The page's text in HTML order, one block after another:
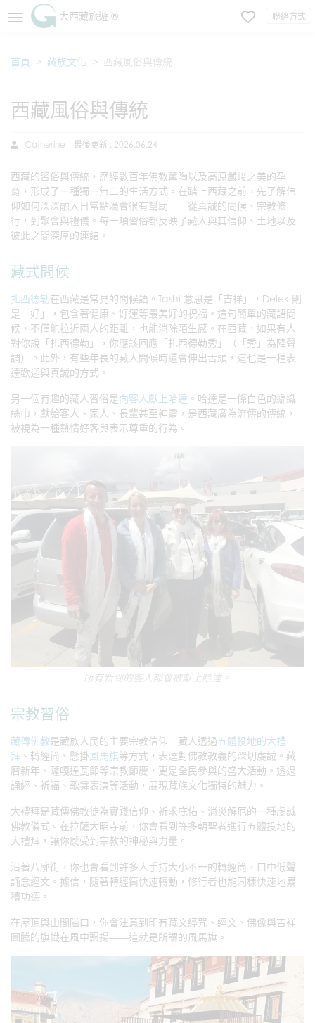
大西藏旅遊 ® 聯絡方式
首頁 藏族文化 西藏風俗與傳統
西藏風俗與傳統
Catherine 最後更新 : 2026.06.24
西藏的習俗與傳統，歷經數百年佛教薰陶以及高原嚴峻之美的孕
育，形成了一種獨一無二的生活方式。在踏上西藏之前，先了解信
仰如何深深融入日常點滴會很有幫助——從真誠的問候、宗教修
行，到聚會與禮儀。每一項習俗都反映了藏人與其信仰、土地以及
彼此之間深厚的連結。
藏式問候
扎西德勒在西藏是常見的問候語。Tashi 意思是「吉祥」，Delek 則
是「好」，包含著健康、好運等最美好的祝福。這句簡單的藏語問
候，不僅能拉近兩人的距離，也能消除陌生感。在西藏，如果有人
對你說「扎西德勒」，你應該回應「扎西德勒秀」（「秀」為降聲
調）。此外，有些年長的藏人問候時還會伸出舌頭，這也是一種表
達歡迎與真誠的方式。
另一個有趣的藏人習俗是向客人獻上哈達 。哈達是一條白色的編織
絲巾，獻給客人、家人、長輩甚至神靈，是西藏廣為流傳的傳統，
被視為一種熱情好客與表示尊重的行為。
所有新到的客人都會被獻上哈達。
宗教習俗
藏傳佛教是藏族人民的主要宗教信仰。藏人透過五體投地的大禮
拜 、轉經筒、懸掛風馬旗等方式，表達對佛教教義的深切虔誠。藏
曆新年、薩嘎達瓦節等宗教節慶，更是全民參與的盛大活動。透過
誦經、祈福、歌舞表演等活動，展現藏族文化獨特的魅力。
大禮拜是藏傳佛教徒為實踐信仰、祈求庇佑、消災解厄的一種虔誠
佛教儀式。在拉薩大昭寺前，你會看到許多朝聖者進行五體投地的
大禮拜，讓你感受到宗教的神秘與力量。
沿著八廓街，你也會看到許多人手持大小不一的轉經筒，口中低聲
誦念經文。據信，隨著轉經筒快速轉動，修行者也能同樣快速地累
積功德。
在屋頂與山間隘口，你會注意到印有藏文經咒、經文、佛像與吉祥
圖騰的旗幟在風中飄揚——這就是所謂的風馬旗。